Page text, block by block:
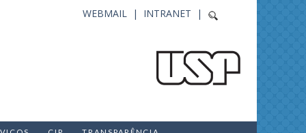
INTRANET |
WEBMAIL |